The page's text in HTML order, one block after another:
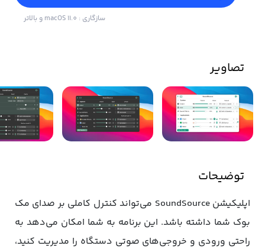
سازگاری : macOS 11.0 و بالاتر
تصاویر
توضیحات
اپلیکیشن SoundSource می‌تواند کنترل کاملی بر صدای مک
بوک شما داشته باشد. این برنامه به شما امکان می‌دهد به‌
راحتی ورودی و خروجی‌های صوتی دستگاه را مدیریت کنید،